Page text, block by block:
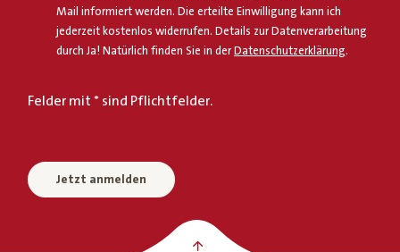
Mail informiert werden. Die erteilte Einwilligung kann ich
jederzeit kostenlos widerrufen. Details zur Datenverarbeitung
durch Ja! Natürlich finden Sie in derDatenschutzerklärung.
Felder mit * sind Pflichtfelder.
Jetzt anmelden